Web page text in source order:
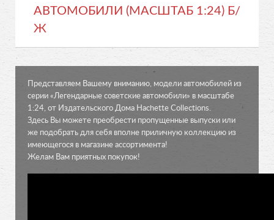
АВТОМОБИЛИ (МАСШТАБ 1:24) Б/
Ж
Представляем Вашему вниманию, модели автомобилей из
серии «Легендарные советские автомобили» в масштабе
1:24, от Издательского Дома Hachette Collections.
Здесь Вы можете преобрести пропущенные выпуски или
же подобрать для себя вполне приличную коллекцию из
имеющегося в магазине ассортимента!
Желам Вам приятных покупок!